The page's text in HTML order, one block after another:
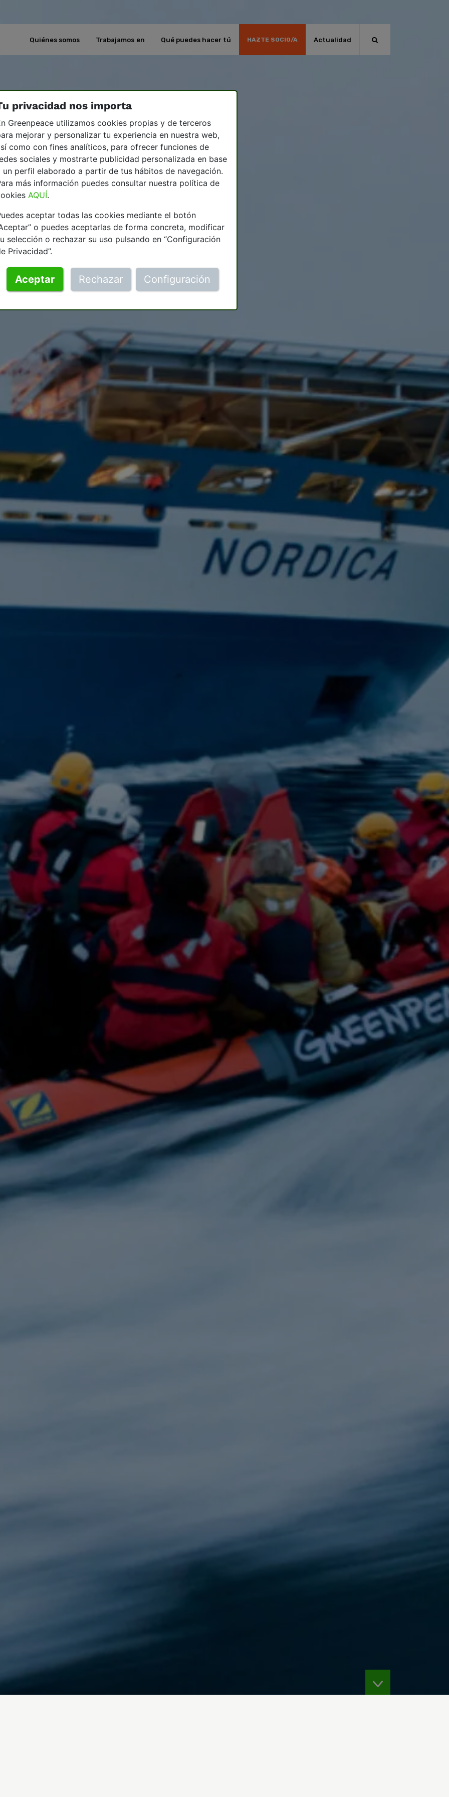
Quiénes somos Trabajamos en Qué puedes hacer tú HAZTE SOCIO/A Actualidad
privacidad nos importa
Greenpeace utilizamos cookies propias y de terceros
mejorar y personalizar tu experiencia en nuestra web,
como con fines analíticos, para ofrecer funciones de
sociales y mostrarte publicidad personalizada en base
un perfil elaborado a partir de tus hábitos de navegación.
más información puedes consultar nuestra política de
AQUÍ.
aceptar todas las cookies mediante el botón
o puedes aceptarlas de forma concreta, modificar
selección o rechazar su uso pulsando en “Configuración
Privacidad”.
Aceptar Rechazar Configuración